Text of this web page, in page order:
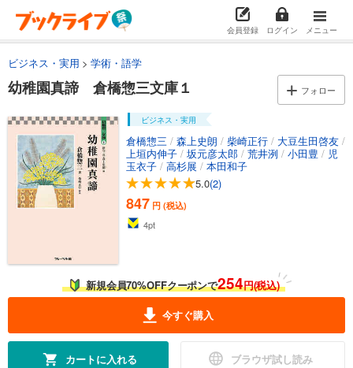
会員登録 ログイン メニュー
ビジネス・実用 学術・語学
幼稚園真諦 倉橋惣三文庫１ フォロー
ビジネス・実用
倉橋惣三 / 森上史朗 / 柴崎正行 / 大豆生田啓友 /
上垣内伸子 / 坂元彦太郎 / 荒井洌 / 小田豊 / 児
玉衣子 / 高杉展 / 本田和子
5.0(2)
847 円 (税込)
4pt
新規会員70%OFFクーポンで254円(税込)
今すぐ購入
カートに入れる ブラウザ試し読み